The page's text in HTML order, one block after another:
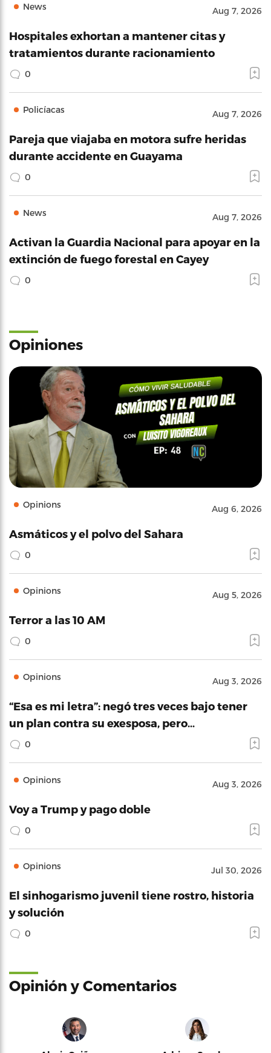
News Aug 7, 2026
Hospitales exhortan a mantener citas y
tratamientos durante racionamiento
0
Policíacas Aug 7, 2026
Pareja que viajaba en motora sufre heridas
durante accidente en Guayama
0
News Aug 7, 2026
Activan la Guardia Nacional para apoyar en la
extinción de fuego forestal en Cayey
0
Opiniones
Opinions Aug 6, 2026
Asmáticos y el polvo del Sahara
0
Opinions Aug 5, 2026
Terror a las 10 AM
0
Opinions Aug 3, 2026
“Esa es mi letra”: negó tres veces bajo tener
un plan contra su exesposa, pero…
0
Opinions Aug 3, 2026
Voy a Trump y pago doble
0
Opinions Jul 30, 2026
El sinhogarismo juvenil tiene rostro, historia
y solución
0
Opinión y Comentarios